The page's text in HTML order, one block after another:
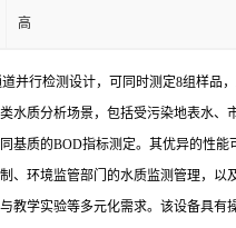
高
并行检测设计，可同时测定8组样品
水质分析场景，包括受污染地表水、
基质的BOD指标测定。其优异的性能
、环境监管部门的水质监测管理，以
教学实验等多元化需求。该设备具有